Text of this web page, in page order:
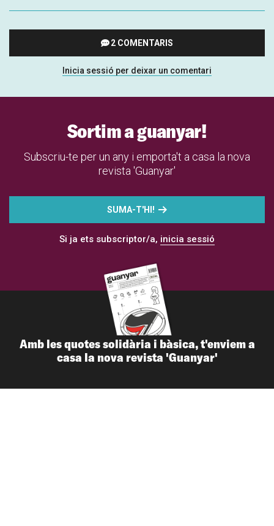
2 COMENTARIS
Inicia sessió per deixar un comentari
Sortim a guanyar!
Subscriu-te per un any i emporta't a casa la nova
revista 'Guanyar'
SUMA-T'HI!
Si ja ets subscriptor/a, inicia sessió
Amb les quotes solidària i bàsica, t'enviem a
casa la nova revista 'Guanyar'